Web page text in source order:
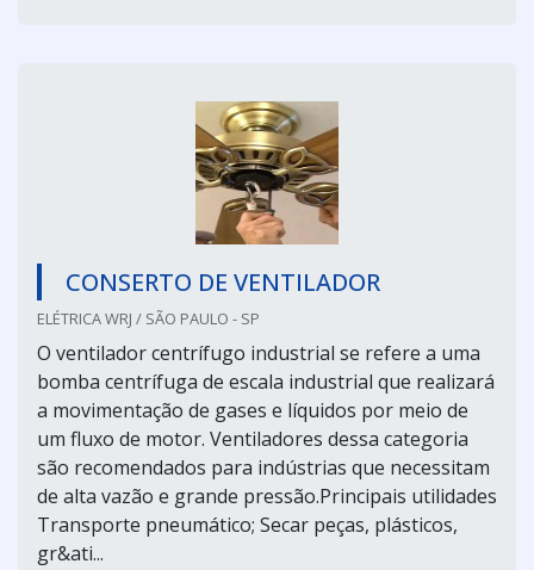
CONSERTO DE VENTILADOR
ELÉTRICA WRJ / SÃO PAULO - SP
O ventilador centrífugo industrial se refere a uma
bomba centrífuga de escala industrial que realizará
a movimentação de gases e líquidos por meio de
um fluxo de motor. Ventiladores dessa categoria
são recomendados para indústrias que necessitam
de alta vazão e grande pressão.Principais utilidades
Transporte pneumático; Secar peças, plásticos,
gr&ati...